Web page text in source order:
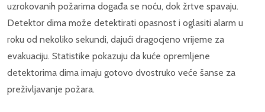
uzrokovanih požarima događa se noću, dok žrtve spavaju.
Detektor dima može detektirati opasnost i oglasiti alarm u
roku od nekoliko sekundi, dajući dragocjeno vrijeme za
evakuaciju. Statistike pokazuju da kuće opremljene
detektorima dima imaju gotovo dvostruko veće šanse za
preživljavanje požara.